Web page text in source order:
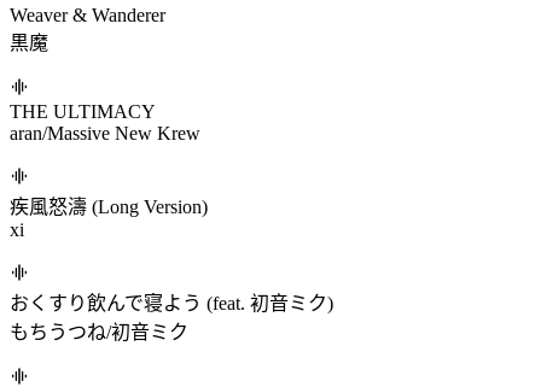
Unsinkable Memory
打打だいず
Mesmerizer (feat. Neuro-sama)
Bao The Whale/Neuro-sama
reFract::dense
kaypooma
月詠
Snail's House